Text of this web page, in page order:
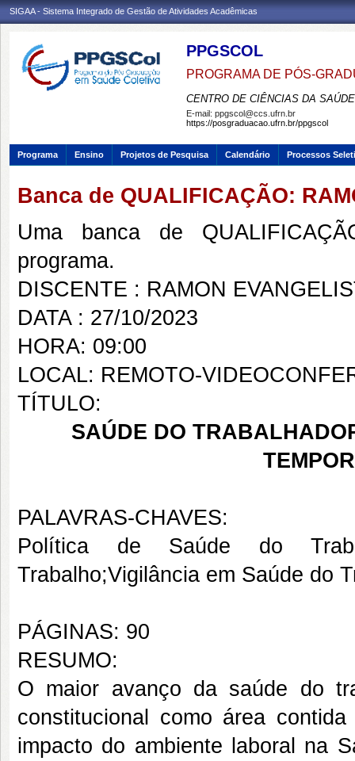
SIGAA - Sistema Integrado de Gestão de Atividades Acadêmicas
PPGSCOL
PROGRAMA DE PÓS-
CENTRO DE CIÊNCIAS DA SAÚDE
E-mail: ppgscol@ccs.ufrn.br
https://posgraduacao.ufrn.br/ppgscol
Programa Ensino Projetos de Pesquisa Calendário Processos
Banca de QUALIFICAÇÃO:
Uma banca de
programa.
DISCENTE : RAMON
DATA : 27/10/2023
HORA: 09:00
LOCAL: REMOTO-
TÍTULO:
SAÚDE DO
PALAVRAS-CHAVES:
Política de Saúde do
Trabalho;Vigilância em Saúde do
PÁGINAS: 90
RESUMO:
O maior avanço da saúde do
constitucional como área
impacto do ambiente laboral na